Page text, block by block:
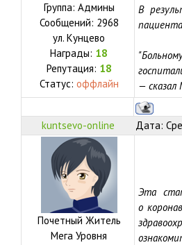
Группа: Админы
Сообщений: 2968
ул. Кунцево
Награды: 18
Репутация: 18
Статус: оффлайн
В
— сказал
kuntsevo-online Дата:
Почетный Житель
Мега Уровня
Эта
о